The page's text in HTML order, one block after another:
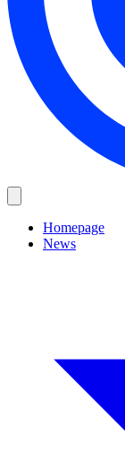
Homepage
News